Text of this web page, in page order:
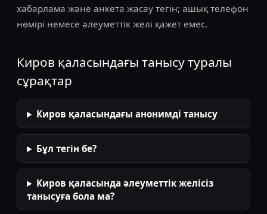
хабарлама және анкета жасау тегін; ашық телефон
нөмірі немесе әлеуметтік желі қажет емес.
Киров қаласындағы танысу туралы
сұрақтар
Киров қаласындағы анонимді танысу
Бұл тегін бе?
Киров қаласында әлеуметтік желісіз
танысуға бола ма?